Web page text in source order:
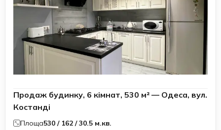
Продаж будинку, 6 кімнат, 530 м² — Одеса, вул.
Костанді
Площа530 / 162 / 30.5 м.кв.